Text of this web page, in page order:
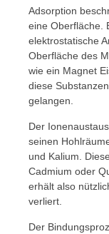
Adsorption
eine Oberfläche.
elektrostatische
Oberfläche des
wie ein Magnet
diese
gelangen.
Der
seinen
und Kalium.
Cadmium oder
erhält also
verliert.
Der